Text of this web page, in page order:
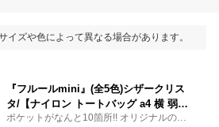
イズや色によって異なる場合があります。
『フルールmini』(全5色)シザークリス
タ/【ナイロン トートバッグ a4 横 弱撥
水 軽量 ポケット豊富 ショルダー 斜め
ポケットがなんと10箇所!! オリジナルのモ